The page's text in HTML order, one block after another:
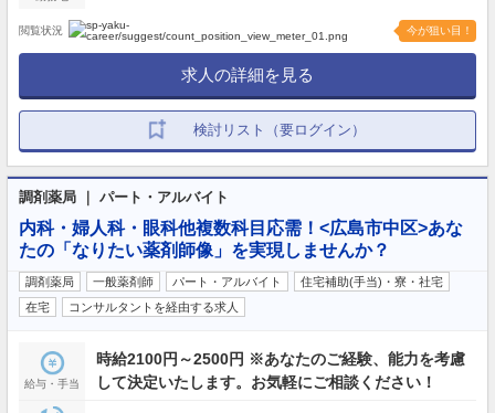
閲覧状況 今が狙い目！
求人の詳細を見る
検討リスト（要ログイン）
調剤薬局 ｜ パート・アルバイト
内科・婦人科・眼科他複数科目応需！<広島市中区>あな
たの「なりたい薬剤師像」を実現しませんか？
調剤薬局 一般薬剤師 パート・アルバイト
住宅補助(手当)・寮・社宅
在宅
コンサルタントを経由する求人
給与・手当
時給2100円～2500円 ※あなたのご経験、能力を考慮
して決定いたします。お気軽にご相談ください！